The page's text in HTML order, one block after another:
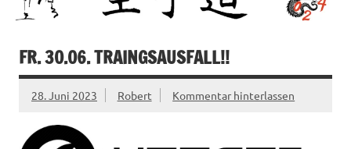
FR. 30.06. TRAINGSAUSFALL!!
28. Juni 2023 Robert Kommentar hinterlassen